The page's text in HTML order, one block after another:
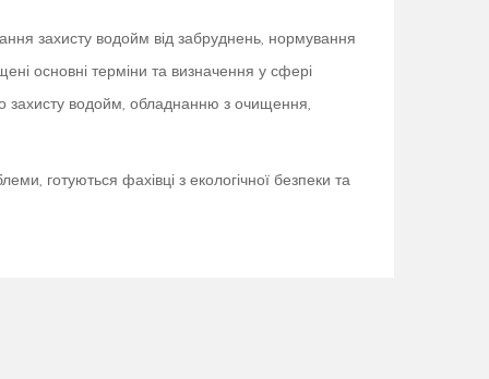
захисту водойм від забруднень, нормування
основні терміни та визначення у сфері
захисту водойм, обладнанню з очищення,
готуються фахівці з екологічної безпеки та